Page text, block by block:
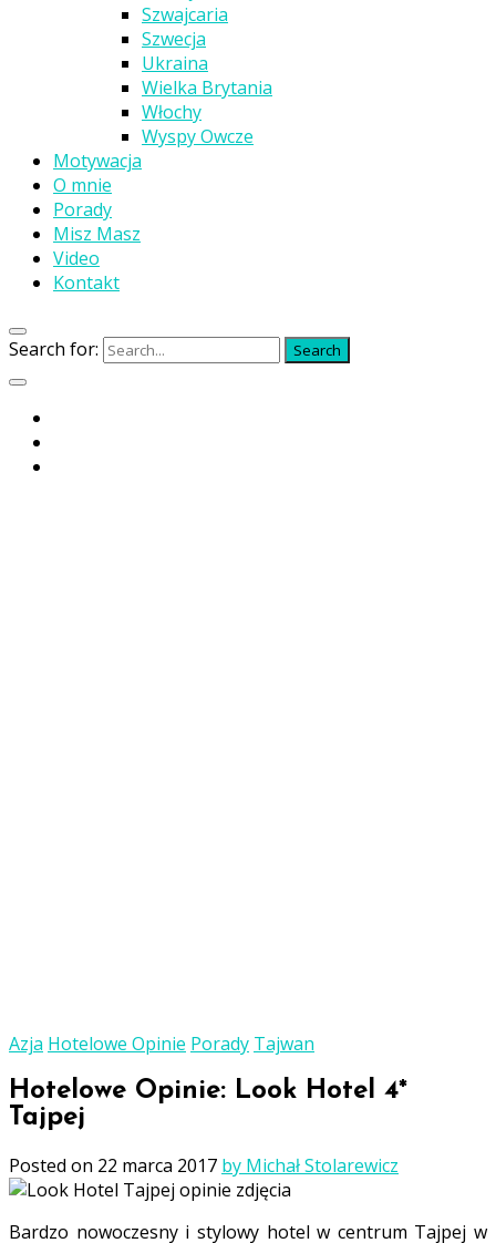
Szwajcaria
Szwecja
Ukraina
Wielka Brytania
Włochy
Wyspy Owcze
Motywacja
O mnie
Porady
Misz Masz
Video
Kontakt
Search for: Search
Azja Hotelowe Opinie Porady Tajwan
Hotelowe Opinie: Look Hotel 4*
Tajpej
Posted on 22 marca 2017 by Michał Stolarewicz
Bardzo nowoczesny i stylowy hotel w centrum Tajpej w